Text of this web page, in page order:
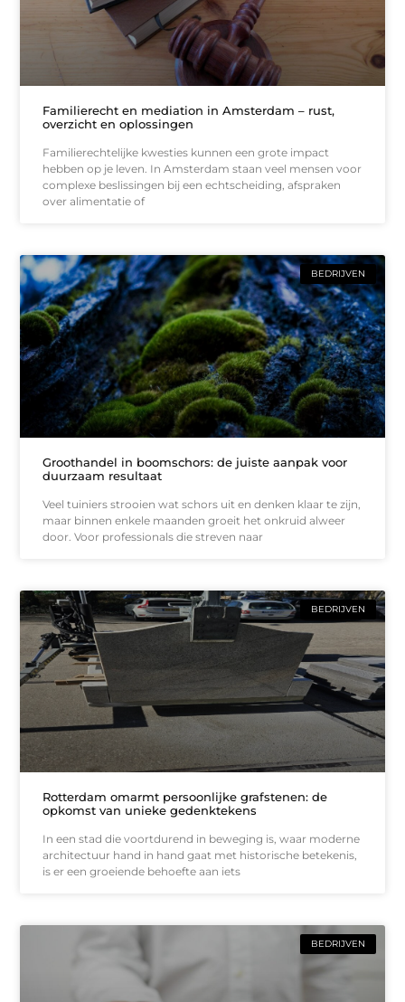
Familierecht en mediation in Amsterdam – rust,
overzicht en oplossingen
Familierechtelijke kwesties kunnen een grote impact
hebben op je leven. In Amsterdam staan veel mensen voor
complexe beslissingen bij een echtscheiding, afspraken
over alimentatie of
BEDRIJVEN
Groothandel in boomschors: de juiste aanpak voor
duurzaam resultaat
Veel tuiniers strooien wat schors uit en denken klaar te zijn,
maar binnen enkele maanden groeit het onkruid alweer
door. Voor professionals die streven naar
BEDRIJVEN
Rotterdam omarmt persoonlijke grafstenen: de
opkomst van unieke gedenktekens
In een stad die voortdurend in beweging is, waar moderne
architectuur hand in hand gaat met historische betekenis,
is er een groeiende behoefte aan iets
BEDRIJVEN